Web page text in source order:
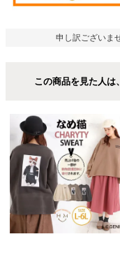
申し訳ございま
この商品を見た人は